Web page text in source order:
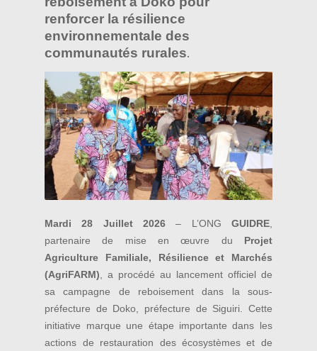
renforcer la résilience
environnementale des
communautés rurales.
Mardi 28 Juillet 2026 – L’ONG GUIDRE,
partenaire de mise en œuvre du Projet
Agriculture Familiale, Résilience et Marchés
(AgriFARM) , a procédé au lancement officiel de
sa campagne de reboisement dans la sous-
préfecture de Doko, préfecture de Siguiri. Cette
initiative marque une étape importante dans les
actions de restauration des écosystèmes et de